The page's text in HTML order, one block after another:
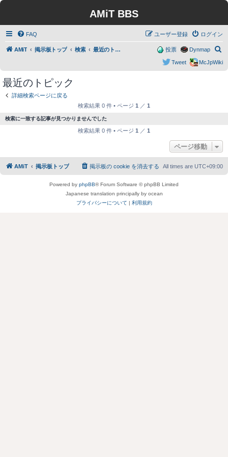
AMiT BBS
FAQ ログイン
ユーザー登録
AMiT 掲示板トップ 検索 最近のトピック
索
Dynmap
投票
McJpWiki
Tweet
最近のトピック
詳細検索ページに戻る
検索結果 0 件 • ページ 1 ／ 1
検索に一致する記事が見つかりませんでした
検索結果 0 件 • ページ 1 ／ 1
ページ移動
AMiT 掲示板トップ All times are UTC+09:00
掲示板の cookie を消去する
Powered by phpBB® Forum Software © phpBB Limited
Japanese translation principally by ocean
プライバシーについて | 利用規約